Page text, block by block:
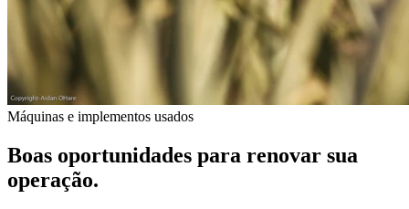
Máquinas e implementos usados
Boas oportunidades para renovar sua
operação.